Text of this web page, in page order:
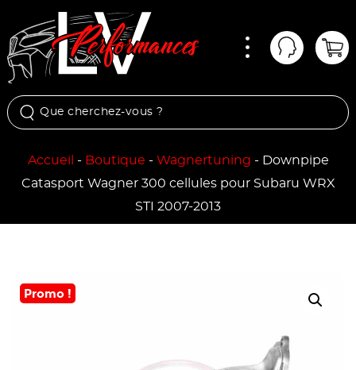
Mon
Accueil - Boutique - Wagnertuning - Downpipe
Catasport Wagner 300 cellules pour Subaru WRX
STI 2007-2013
Promo !